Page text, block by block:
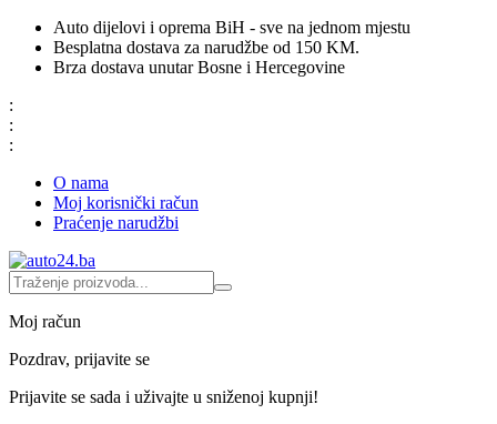
Auto dijelovi i oprema BiH - sve na jednom mjestu
Besplatna dostava za narudžbe od 150 KM.
Brza dostava unutar Bosne i Hercegovine
:
:
:
O nama
Moj korisnički račun
Praćenje narudžbi
Moj račun
Pozdrav, prijavite se
Prijavite se sada i uživajte u sniženoj kupnji!